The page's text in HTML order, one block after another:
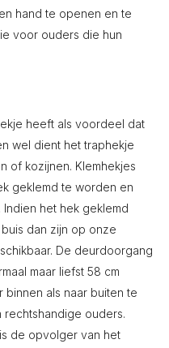
hand te openen en te
voor ouders die hun
heeft als voordeel dat
wel dient het traphekje
of kozijnen. Klemhekjes
geklemd te worden en
het hek geklemd
dan zijn op onze
De deurdoorgang
maar liefst 58 cm
als naar buiten te
ouders.
de opvolger van het